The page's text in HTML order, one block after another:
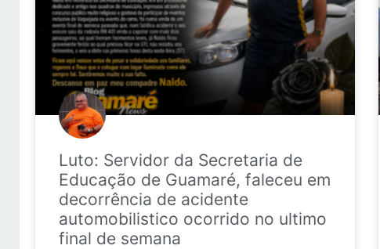
Luto: Servidor da Secretaria de
Educação de Guamaré, faleceu em
decorrência de acidente
automobilistico ocorrido no ultimo
final de semana